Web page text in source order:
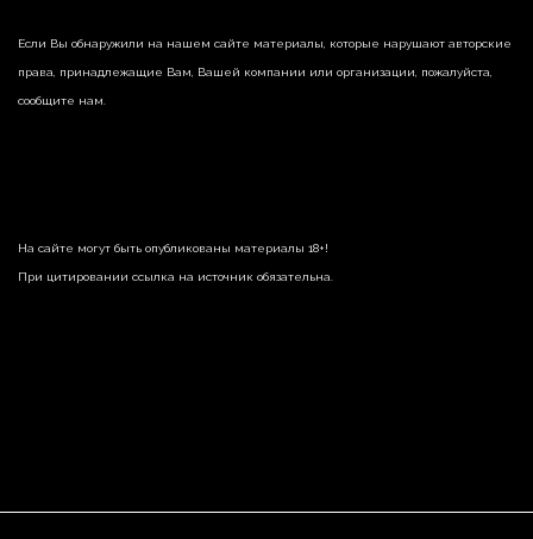
Если Вы обнаружили на нашем сайте материалы, которые нарушают авторские
права, принадлежащие Вам, Вашей компании или организации, пожалуйста,
сообщите нам.
На сайте могут быть опубликованы материалы 18+!
При цитировании ссылка на источник обязательна.